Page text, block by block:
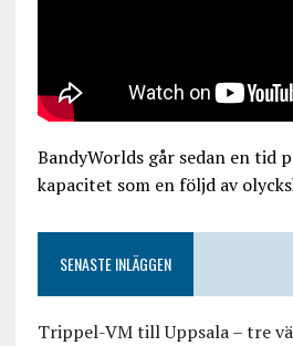
BandyWorlds går sedan en tid
kapacitet som en följd av
SENASTE INLÄGGEN
Trippel-VM till Uppsala – tre